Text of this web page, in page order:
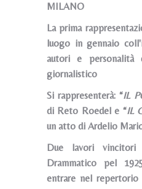
MILANO
La prima
luogo in gennaio
autori e personalità
giornalistico
Si rappresenterà: “IL
di Reto Roedel e “IL
un atto di Ardelio
Due lavori vincitori
Drammatico pel
entrare nel repertorio